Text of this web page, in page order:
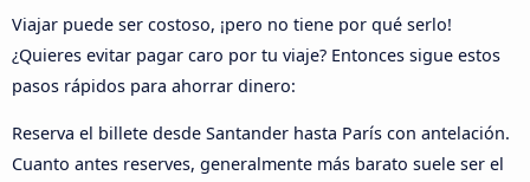
Viajar puede ser costoso, ¡pero no tiene por qué serlo!
¿Quieres evitar pagar caro por tu viaje? Entonces sigue estos
pasos rápidos para ahorrar dinero:
Reserva el billete desde Santander hasta París con antelación.
Cuanto antes reserves, generalmente más barato suele ser el